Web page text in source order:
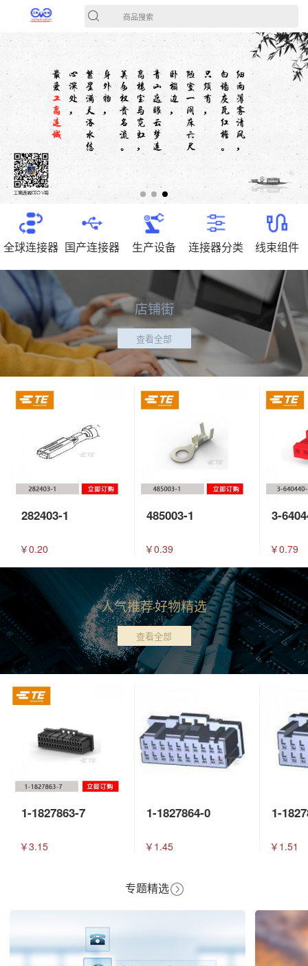
商品搜索
全球连接器 国产连接器 生产设备 连接器分类 线束组件
店铺街
查看全部
282403-1
￥0.20
485003-1
￥0.39
3-
￥0.79
人气推荐好物精选
查看全部
1-1827863-7
￥3.15
1-1827864-0
￥1.45
1-
￥1.51
专题精选